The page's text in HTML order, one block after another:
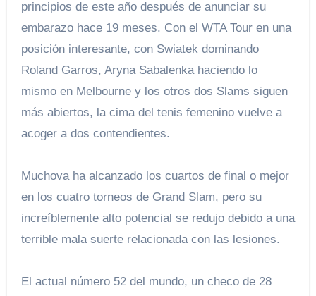
principios de este año después de anunciar su
embarazo hace 19 meses. Con el WTA Tour en una
posición interesante, con Swiatek dominando
Roland Garros, Aryna Sabalenka haciendo lo
mismo en Melbourne y los otros dos Slams siguen
más abiertos, la cima del tenis femenino vuelve a
acoger a dos contendientes.
Muchova ha alcanzado los cuartos de final o mejor
en los cuatro torneos de Grand Slam, pero su
increíblemente alto potencial se redujo debido a una
terrible mala suerte relacionada con las lesiones.
El actual número 52 del mundo, un checo de 28